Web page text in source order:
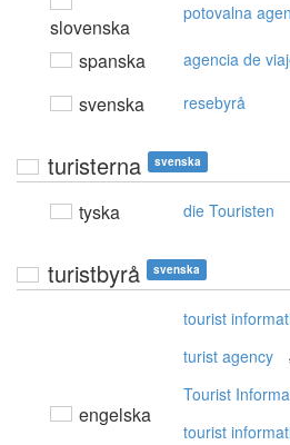
slovenska
potovalna
spanska agencia de
svenska resebyrå
turisterna svenska
tyska die Touristen
turistbyrå svenska
engelska
tourist
turist agency ,
Tourist
tourist